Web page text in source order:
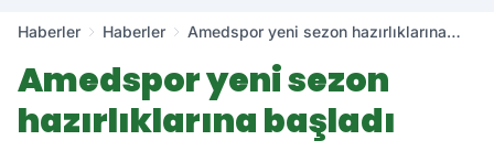
Haberler Haberler
Amedspor yeni sezon hazırlıklarına
Amedspor yeni sezon
hazırlıklarına başladı